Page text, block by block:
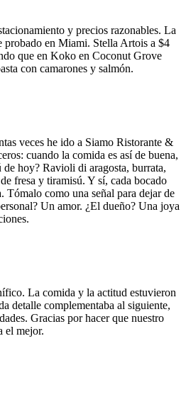
y precios razonables. La
probado en Miami. Stella Artois a $4
que en Koko en Coconut Grove
con camarones y salmón.
veces he ido a Siamo Ristorante &
cuando la comida es así de buena,
de hoy? Ravioli di aragosta, burrata,
fresa y tiramisú. Y sí, cada bocado
Tómalo como una señal para dejar de
Un amor. ¿El dueño? Una joya
La comida y la actitud estuvieron
detalle complementaba al siguiente,
Gracias por hacer que nuestro
el mejor.